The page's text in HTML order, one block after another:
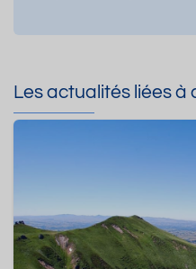
Les actualités liées à